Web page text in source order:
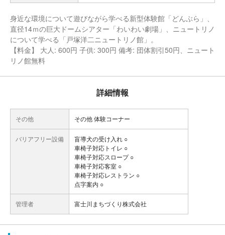
身近な環境について遊びながら学べる新型体験館「どんぶら」、
直径14ｍの巨大ドームシアター「わいわい劇場」、ニュートリノ
について学べる「戸塚洋二ニュートリノ館」。
【料金】 大人: 600円 子供: 300円 備考: 団体割引50円、ニュート
リノ館無料
詳細情報
その他 その他 体験コーナー
バリアフリー設備
盲導犬の受け入れ ○
車椅子対応トイレ ○
車椅子対応スロープ ○
車椅子対応客室 ○
車椅子対応レストラン ○
点字案内 ○
管理者 富士川まちづくり株式会社